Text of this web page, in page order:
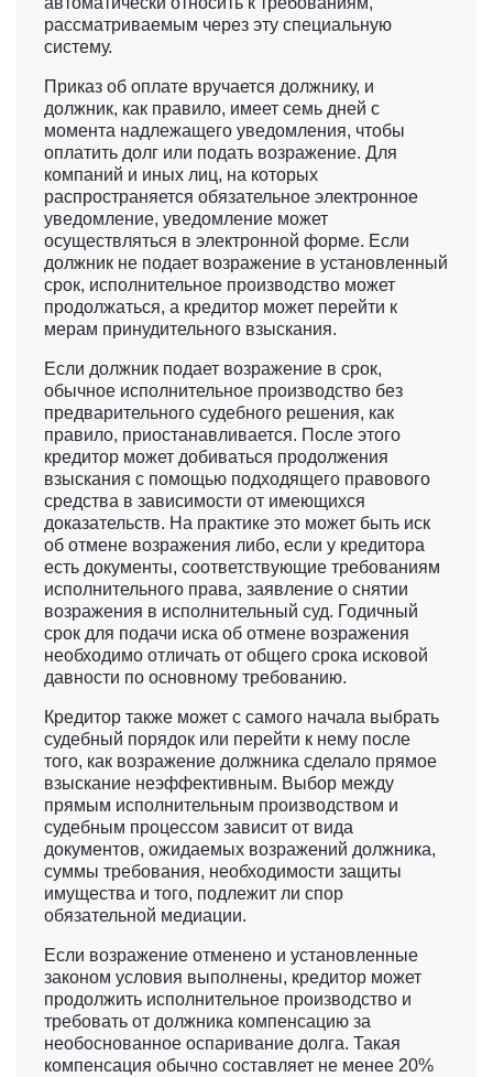
рассматриваемым через эту специальную
систему.
Приказ об оплате вручается должнику, и
должник, как правило, имеет семь дней с
момента надлежащего уведомления, чтобы
оплатить долг или подать возражение. Для
компаний и иных лиц, на которых
распространяется обязательное электронное
уведомление, уведомление может
осуществляться в электронной форме. Если
должник не подает возражение в установленный
срок, исполнительное производство может
продолжаться, а кредитор может перейти к
мерам принудительного взыскания.
Если должник подает возражение в срок,
обычное исполнительное производство без
предварительного судебного решения, как
правило, приостанавливается. После этого
кредитор может добиваться продолжения
взыскания с помощью подходящего правового
средства в зависимости от имеющихся
доказательств. На практике это может быть иск
об отмене возражения либо, если у кредитора
есть документы, соответствующие требованиям
исполнительного права, заявление о снятии
возражения в исполнительный суд. Годичный
срок для подачи иска об отмене возражения
необходимо отличать от общего срока исковой
давности по основному требованию.
Кредитор также может с самого начала выбрать
судебный порядок или перейти к нему после
того, как возражение должника сделало прямое
взыскание неэффективным. Выбор между
прямым исполнительным производством и
судебным процессом зависит от вида
документов, ожидаемых возражений должника,
суммы требования, необходимости защиты
имущества и того, подлежит ли спор
обязательной медиации.
Если возражение отменено и установленные
законом условия выполнены, кредитор может
продолжить исполнительное производство и
требовать от должника компенсацию за
необоснованное оспаривание долга. Такая
компенсация обычно составляет не менее 20%